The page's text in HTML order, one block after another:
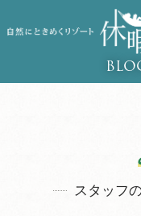
スタッフ